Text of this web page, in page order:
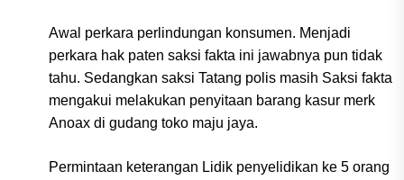
Awal perkara perlindungan konsumen. Menjadi
perkara hak paten saksi fakta ini jawabnya pun tidak
tahu. Sedangkan saksi Tatang polis masih Saksi fakta
mengakui melakukan penyitaan barang kasur merk
Anoax di gudang toko maju jaya.
Permintaan keterangan Lidik penyelidikan ke 5 orang